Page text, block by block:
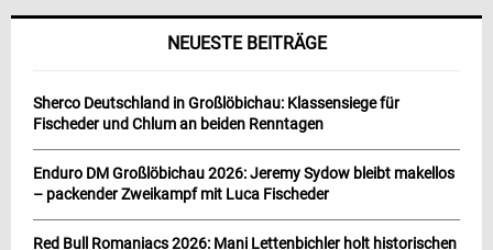
NEUESTE BEITRÄGE
Sherco Deutschland in Großlöbichau: Klassensiege für
Fischeder und Chlum an beiden Renntagen
Enduro DM Großlöbichau 2026: Jeremy Sydow bleibt makellos
– packender Zweikampf mit Luca Fischeder
Red Bull Romaniacs 2026: Mani Lettenbichler holt historischen